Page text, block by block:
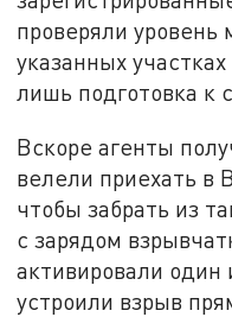
проверяли уровень
указанных
лишь подготовка к
Вскоре агенты
велели приехать в
чтобы забрать из
с зарядом
активировали один
устроили взрыв